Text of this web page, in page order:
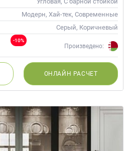
Модерн, Хай-тек, Современные
Серый, Коричневый
-10%
Произведено:
ОНЛАЙН РАСЧЕТ